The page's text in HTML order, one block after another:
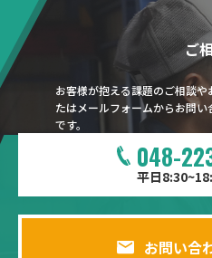
ご
お客様が抱える課題のご相談
たはメールフォームからお問
です。
048-
平日
お問い合